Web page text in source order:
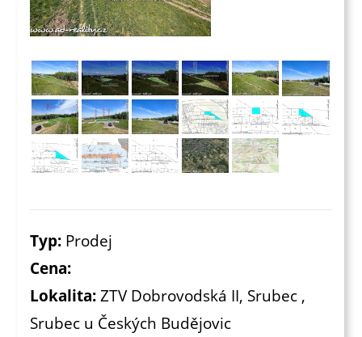
Typ: Prodej
Cena:
Lokalita: ZTV Dobrovodská II, Srubec ,
Srubec u Českých Budějovic